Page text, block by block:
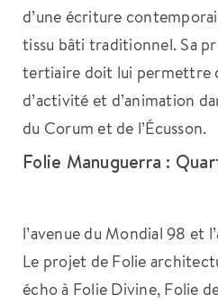
d’une écriture
tissu bâti traditionnel. Sa
tertiaire doit lui permettre
d’activité et d’animation
du Corum et de l’Écusson.
Folie Manuguerra :
l’avenue du Mondial 98 et
Le projet de Folie
écho à Folie Divine, Folie